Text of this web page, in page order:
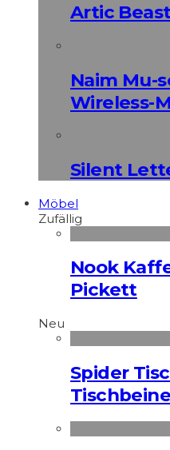
Artic
Naim Mu-
Wireless-
Silent
Möbel
Zufällig
Nook
Pickett
Neu
Spider